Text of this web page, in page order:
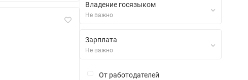
Владение госязыком
Не важно
Зарплата
Не важно
От работодателей